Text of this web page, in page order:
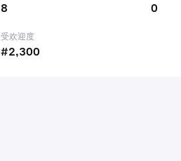
8 0
受欢迎度
#2,300